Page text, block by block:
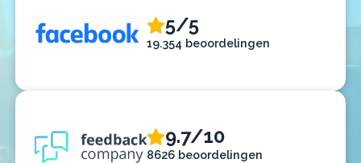
5/5
19.354 beoordelingen
9.7/10
8626 beoordelingen